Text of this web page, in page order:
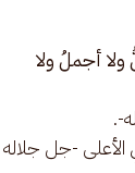
أجملُ ولا
.
-جل جلاله